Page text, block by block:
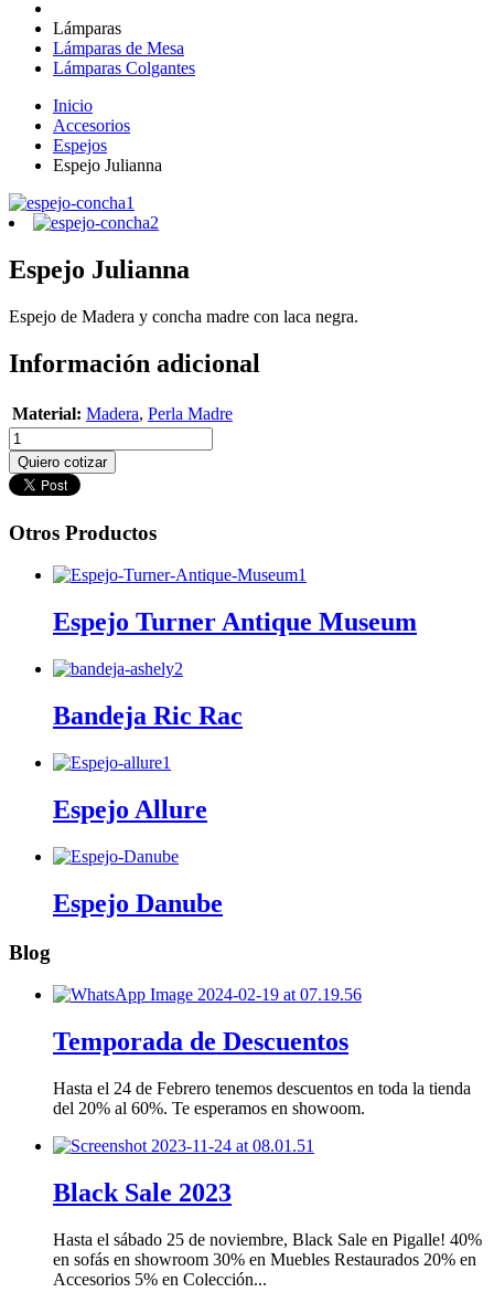
Lámparas
Lámparas de Mesa
Lámparas Colgantes
Inicio
Accesorios
Espejos
Espejo Julianna
Espejo Julianna
Espejo de Madera y concha madre con laca negra.
Información adicional
Material: Madera, Perla Madre
Quiero cotizar
Otros Productos
Espejo Turner Antique Museum
Bandeja Ric Rac
Espejo Allure
Espejo Danube
Blog
Temporada de Descuentos
Hasta el 24 de Febrero tenemos descuentos en toda la tienda
del 20% al 60%. Te esperamos en showoom.
Black Sale 2023
Hasta el sábado 25 de noviembre, Black Sale en Pigalle! 40%
en sofás en showroom 30% en Muebles Restaurados 20% en
Accesorios 5% en Colección...